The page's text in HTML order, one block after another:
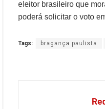
eleitor brasileiro que
poderá solicitar o voto
Tags: bragança paulista